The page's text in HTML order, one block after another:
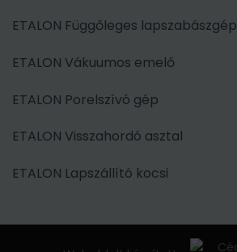
ETALON Függőleges lapszabászgép
ETALON Vákuumos emelő
ETALON Porelszívó gép
ETALON Visszahordó asztal
ETALON Lapszállító kocsi